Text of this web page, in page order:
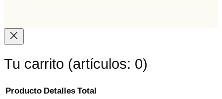
Tu carrito (artículos: 0)
Producto Detalles Total